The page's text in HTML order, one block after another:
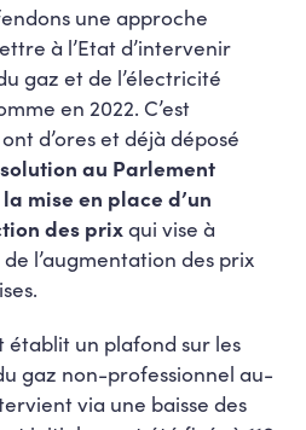
une approche
à l’Etat d’intervenir
gaz et de l’électricité
en 2022. C’est
d’ores et déjà déposé
au Parlement
mise en place d’un
des prixqui vise à
l’augmentation des prix
établit un plafond sur les
gaz non-professionnel au-
via une baisse des